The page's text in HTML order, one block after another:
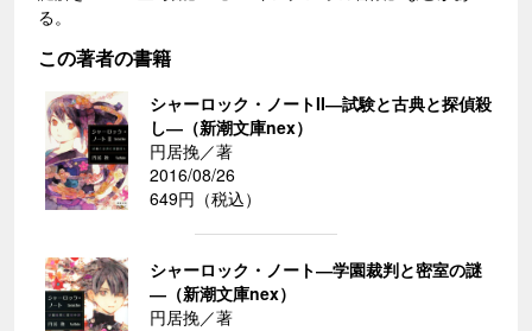
る。
この著者の書籍
シャーロック・ノートII―試験と古典と探偵殺
し―（新潮文庫nex）
円居挽／著
2016/08/26
649円（税込）
シャーロック・ノート―学園裁判と密室の謎
―（新潮文庫nex）
円居挽／著